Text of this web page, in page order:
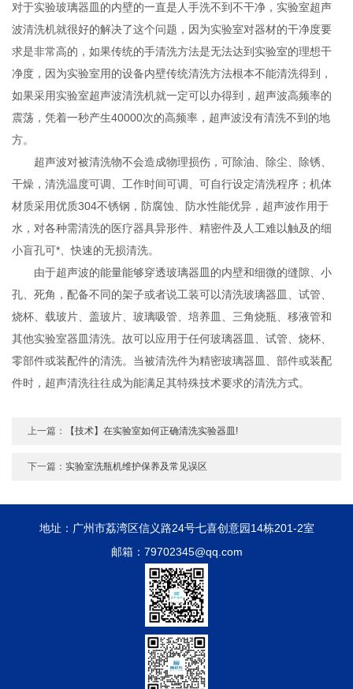
对于实验玻璃器皿的内壁的一直是人手洗不到不干净，实验室超声
波清洗机就很好的解决了这个问题，因为实验室对器材的干净度要
求是非常高的，如果传统的手清洗方法是无法达到实验室的理想干
净度，因为实验室用的设备内壁传统清洗方法根本不能清洗得到，
如果采用实验室超声波清洗机就一定可以办得到，超声波高频率的
震荡，凭着一秒产生40000次的高频率，超声波没有清洗不到的地
方。
超声波对被清洗物不会造成物理损伤，可除油、除尘、除锈、
干燥，清洗温度可调、工作时间可调、可自行设定清洗程序；机体
材质采用优质304不锈钢，防腐蚀、防水性能优异，超声波作用于
水，对各种需清洗的医疗器具异形件、精密件及人工难以触及的细
小盲孔可*、快速的无损清洗。
由于超声波的能量能够穿透玻璃器皿的内壁和细微的缝隙、小
孔、死角，配备不同的架子或者说工装可以清洗玻璃器皿、试管、
烧杯、载玻片、盖玻片、玻璃吸管、培养皿、三角烧瓶、移液管和
其他实验室器皿清洗。故可以应用于任何玻璃器皿、试管、烧杯、
零部件或装配件的清洗。当被清洗件为精密玻璃器皿、部件或装配
件时，超声清洗往往成为能满足其特殊技术要求的清洗方式。
上一篇： 【技术】在实验室如何正确清洗实验器皿!
下一篇：实验室洗瓶机维护保养及常见误区
地址：广州市荔湾区信义路24号七喜创意园14栋201-2室
邮箱：79702345@qq.com